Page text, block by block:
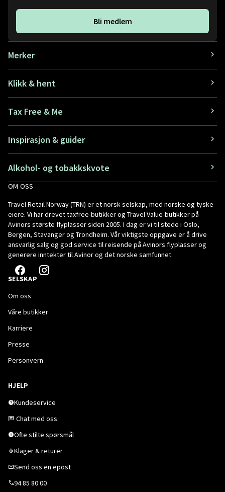
Bli medlem
Merker
Klikk & hent
Tax Free & Me
Inspirasjon & guider
Alkohol- og tobakkskvote
OM OSS
Travel Retail Norway (TRN) er et norsk selskap, med norske og tyske
eiere. Vi har drevet taxfree-butikker og Travel Value-butikker på
Avinors største flyplasser siden 2005. I dag er vi til stede i Oslo,
Bergen, Stavanger og Trondheim. Vår viktigste oppgave er å drive
ansvarlig salg og god service til reisende på Avinors flyplasser og
generere inntekter til Avinor og det norske samfunnet.
SELSKAP
Om oss
Våre butikker
Karriere
Presse
Personvern
HJELP
Kundeservice
Chat med oss
Ofte stilte spørsmål
Klager & returer
Send oss en epost
94 85 80 00